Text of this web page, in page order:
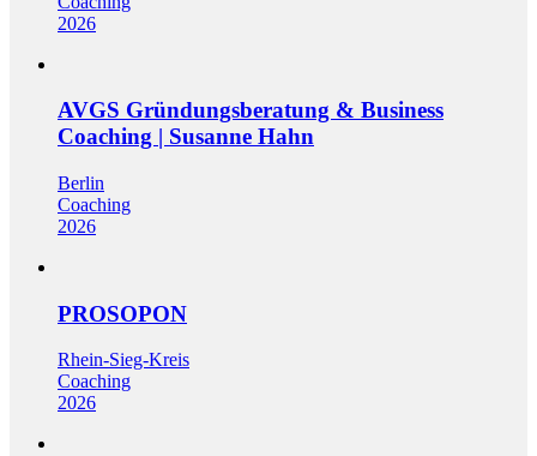
2026
AVGS Gründungsberatung & Business
Coaching | Susanne Hahn
Berlin
Coaching
2026
PROSOPON
Rhein-Sieg-Kreis
Coaching
2026